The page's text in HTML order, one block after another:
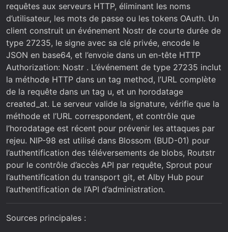
requêtes aux serveurs HTTP, éliminant les noms
d’utilisateur, les mots de passe ou les tokens OAuth. Un
client construit un événement Nostr de courte durée de
type 27235, le signe avec sa clé privée, encode le
JSON en base64, et l’envoie dans un en-tête HTTP
Authorization: Nostr . L’événement de type 27235 inclut
la méthode HTTP dans un tag method, l’URL complète
de la requête dans un tag u, et un horodatage
created_at. Le serveur valide la signature, vérifie que la
méthode et l’URL correspondent, et contrôle que
l’horodatage est récent pour prévenir les attaques par
rejeu. NIP-98 est utilisé dans Blossom (BUD-01) pour
l’authentification des téléversements de blobs, Routstr
pour le contrôle d’accès API par requête, Sprout pour
l’authentification du transport git, et Alby Hub pour
l’authentification de l’API d’administration.
Sources principales :